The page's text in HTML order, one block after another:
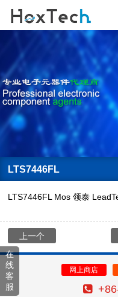
LTS7446FL
LTS7446FL Mos 领泰
上一个
网上商店
在
线
客
服